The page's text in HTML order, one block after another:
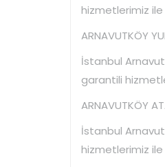
hizmetlerimiz
ARNAVUTKÖY
İstanbul
garantili
ARNAVUTKÖY
İstanbul
hizmetlerimiz